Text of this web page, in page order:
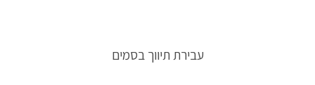
עבירת תיווך בסמים